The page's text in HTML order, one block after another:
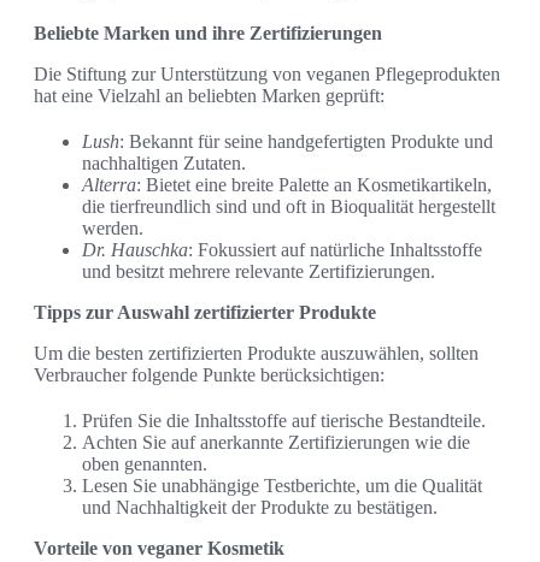
Beliebte Marken und ihre Zertifizierungen
Die Stiftung zur Unterstützung von veganen Pflegeprodukten
hat eine Vielzahl an beliebten Marken geprüft:
Lush: Bekannt für seine handgefertigten Produkte und
nachhaltigen Zutaten.
Alterra: Bietet eine breite Palette an Kosmetikartikeln,
die tierfreundlich sind und oft in Bioqualität hergestellt
werden.
Dr. Hauschka: Fokussiert auf natürliche Inhaltsstoffe
und besitzt mehrere relevante Zertifizierungen.
Tipps zur Auswahl zertifizierter Produkte
Um die besten zertifizierten Produkte auszuwählen, sollten
Verbraucher folgende Punkte berücksichtigen:
Prüfen Sie die Inhaltsstoffe auf tierische Bestandteile.
Achten Sie auf anerkannte Zertifizierungen wie die
oben genannten.
Lesen Sie unabhängige Testberichte, um die Qualität
und Nachhaltigkeit der Produkte zu bestätigen.
Vorteile von veganer Kosmetik